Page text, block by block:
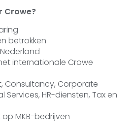
Crowe?
betrokken
internationale Crowe
Consultancy, Corporate
Services, HR-diensten, Tax en
MKB-bedrijven